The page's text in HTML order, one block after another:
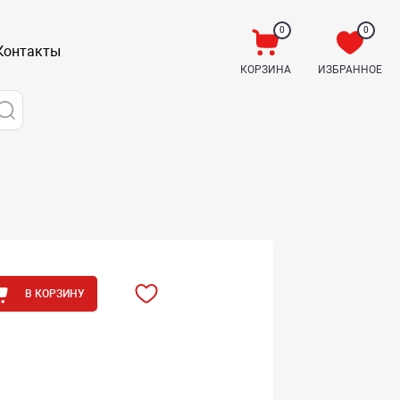
0
КОРЗИНА
0
ИЗБРАННОЕ
В КОРЗИНУ